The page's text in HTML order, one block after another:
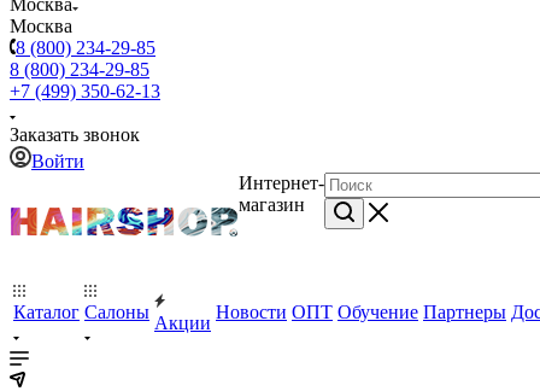
Москва
Москва
8 (800) 234-29-85
8 (800) 234-29-85
+7 (499) 350-62-13
Заказать звонок
Войти
Интернет-
магазин
Каталог Салоны
Акции
Новости ОПТ Обучение Партнеры